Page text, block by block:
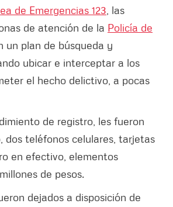
de Emergencias 123 , las
de atención de la Policía de
un plan de búsqueda y
ubicar e interceptar a los
el hecho delictivo, a pocas
de registro, les fueron
dos teléfonos celulares, tarjetas
en efectivo, elementos
de pesos.
dejados a disposición de